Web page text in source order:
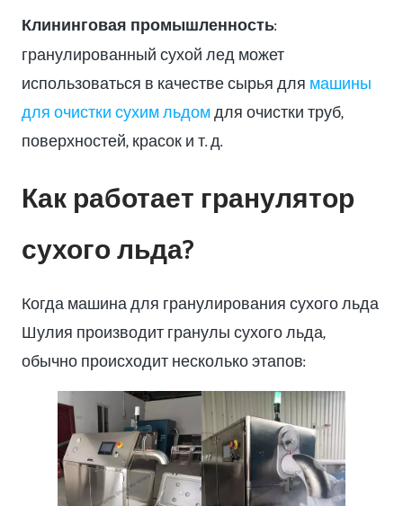
Клининговая промышленность:
гранулированный сухой лед может
использоваться в качестве сырья длямашины
для очистки сухим льдомдля очистки труб,
поверхностей, красок и т. д.
Как работает гранулятор
сухого льда?
Когда машина для гранулирования сухого льда
Шулия производит гранулы сухого льда,
обычно происходит несколько этапов: